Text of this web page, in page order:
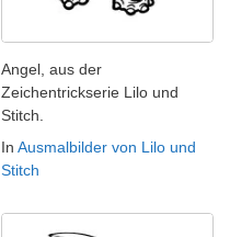
Angel, aus der
Zeichentrickserie Lilo und
Stitch.
In Ausmalbilder von Lilo und
Stitch